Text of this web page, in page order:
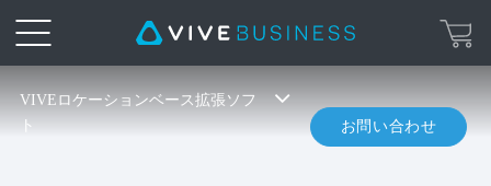
VIVE
VIVEロケーションベース拡張ソフ
ト
お問い合わせ